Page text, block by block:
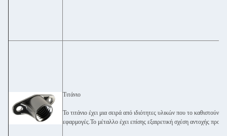
Τιτάνιο
Το τιτάνιο έχει μια σειρά από ιδιότητες υλικών που το καθιστούν
εφαρμογές.Το μέταλλο έχει επίσης εξαιρετική σχέση αντοχής προς